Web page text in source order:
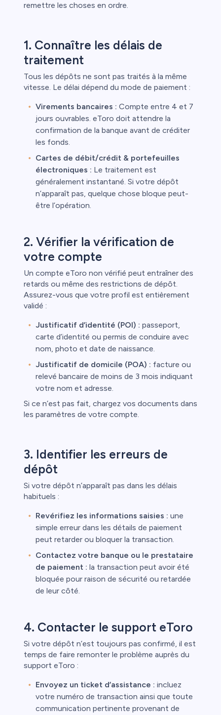
remettre les choses en ordre.
1. Connaître les délais de
traitement
Tous les dépôts ne sont pas traités à la même
vitesse. Le délai dépend du mode de paiement :
Virements bancaires : Compte entre 4 et 7
jours ouvrables. eToro doit attendre la
confirmation de la banque avant de créditer
les fonds.
Cartes de débit/crédit & portefeuilles
électroniques : Le traitement est
généralement instantané. Si votre dépôt
n’apparaît pas, quelque chose bloque peut-
être l’opération.
2. Vérifier la vérification de
votre compte
Un compte eToro non vérifié peut entraîner des
retards ou même des restrictions de dépôt.
Assurez-vous que votre profil est entièrement
validé :
Justificatif d’identité (POI) : passeport,
carte d’identité ou permis de conduire avec
nom, photo et date de naissance.
Justificatif de domicile (POA) : facture ou
relevé bancaire de moins de 3 mois indiquant
votre nom et adresse.
Si ce n’est pas fait, chargez vos documents dans
les paramètres de votre compte.
3. Identifier les erreurs de
dépôt
Si votre dépôt n’apparaît pas dans les délais
habituels :
Revérifiez les informations saisies : une
simple erreur dans les détails de paiement
peut retarder ou bloquer la transaction.
Contactez votre banque ou le prestataire
de paiement : la transaction peut avoir été
bloquée pour raison de sécurité ou retardée
de leur côté.
4. Contacter le support eToro
Si votre dépôt n’est toujours pas confirmé, il est
temps de faire remonter le problème auprès du
support eToro :
Envoyez un ticket d’assistance : incluez
votre numéro de transaction ainsi que toute
communication pertinente provenant de